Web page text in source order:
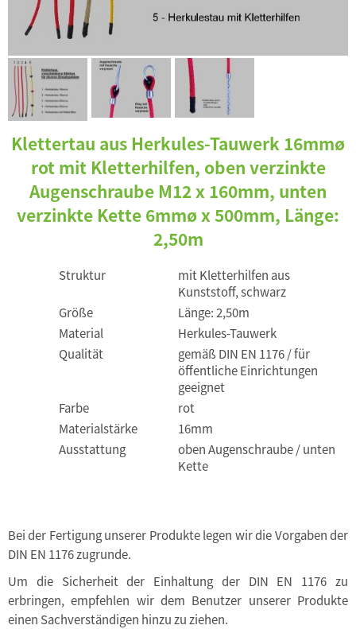
Klettertau aus Herkules-Tauwerk 16mmø
rot mit Kletterhilfen, oben verzinkte
Augenschraube M12 x 160mm, unten
verzinkte Kette 6mmø x 500mm, Länge:
2,50m
Struktur
mit Kletterhilfen aus
Kunststoff, schwarz
Größe
Länge: 2,50m
Material
Herkules-Tauwerk
Qualität
gemäß DIN EN 1176 / für
öffentliche Einrichtungen
geeignet
Farbe
rot
Materialstärke
16mm
Ausstattung
oben Augenschraube / unten
Kette
Bei der Fertigung unserer Produkte legen wir die Vorgaben der
DIN EN 1176 zugrunde.
Um die Sicherheit der Einhaltung der DIN EN 1176 zu
erbringen, empfehlen wir dem Benutzer unserer Produkte
einen Sachverständigen hinzu zu ziehen.